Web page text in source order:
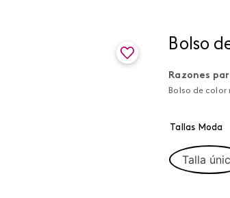
Bolso
Razones
Bolso de color
Tallas Moda
Talla